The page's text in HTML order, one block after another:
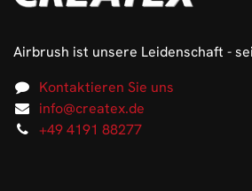
Airbrush ist unsere Leidenschaft -
Kontaktieren Sie uns
info@createx.de
+49 4191 88277